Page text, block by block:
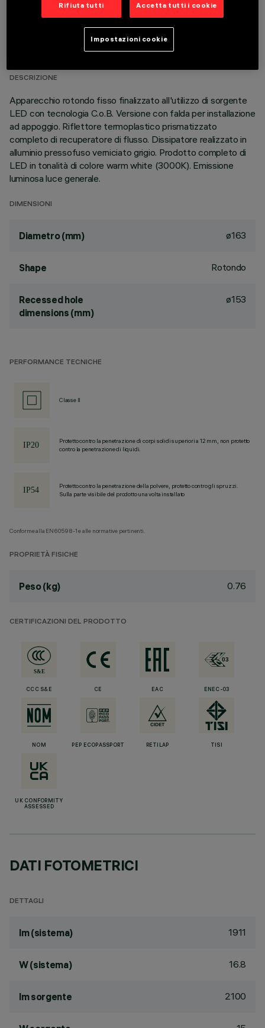
DATI TECNICI
DESCRIZIONE
Apparecchio rotondo fisso finalizzato all'utilizzo di sorgente
LED con tecnologia C.o.B. Versione con falda per installazione
ad appoggio. Riflettore termoplastico prismatizzato
completo di recuperatore di flusso. Dissipatore realizzato in
alluminio pressofuso verniciato grigio. Prodotto completo di
LED in tonalità di colore warm white (3000K). Emissione
luminosa luce generale.
DIMENSIONI
Diametro (mm) ø163
Shape Rotondo
Recessed hole
dimensions (mm)
ø153
PERFORMANCE TECNICHE
Classe II
Protetto contro la penetrazione di corpi solidi superiori a 12 mm, non protetto
contro la penetrazione di liquidi.
Protetto contro la penetrazione della polvere, protetto contro gli spruzzi.
Sulla parte visibile del prodotto una volta installato
Conforme alla EN60598-1 e alle normative pertinenti.
PROPRIETÀ FISICHE
Peso (kg) 0.76
CERTIFICAZIONI DEL PRODOTTO
CCC S&E CE EAC ENEC-03
NOM PEP ECOPASSPORT RETILAP TISI
UK CONFORMITY
ASSESSED
DATI FOTOMETRICI
DETTAGLI
lm (sistema) 1911
W (sistema) 16.8
lm sorgente 2100
Rifiuta tutti Accetta tutti i cookie
Impostazioni cookie